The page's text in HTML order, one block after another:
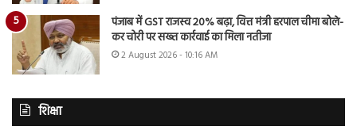
पंजाब में GST राजस्व 20% बढ़ा, वित्त मंत्री हरपाल चीमा बोले-
कर चोरी पर सख्त कार्रवाई का मिला नतीजा
2 August 2026 - 10:16 AM
शिक्षा